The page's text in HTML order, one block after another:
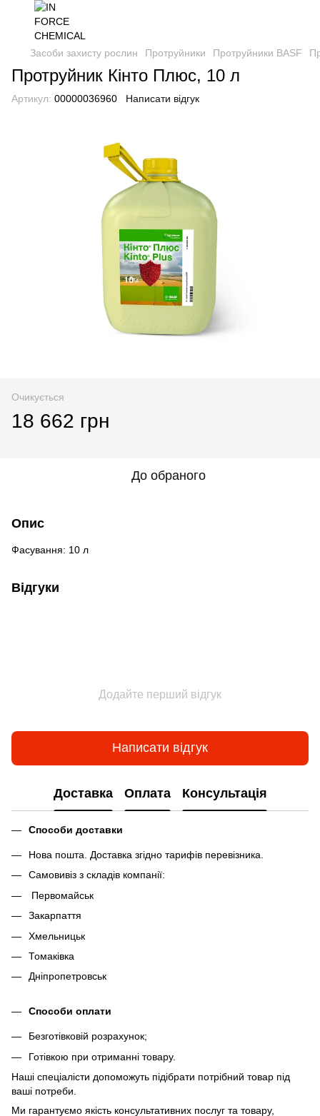
Засоби захисту рослин Протруйники Протруйники BASF
Протруйник Кінто Плюс, 10 л
Артикул: 00000036960 Написати відгук
Очикується
18 662 грн
До обраного
Опис
Фасування: 10 л
Відгуки
Додайте перший відгук
Написати відгук
Доставка Оплата Консультація
Способи доставки
Нова пошта. Доставка згідно тарифів перевізника.
Самовивіз з складів компанії:
Первомайськ
Закарпаття
Хмельницьк
Томаківка
Дніпропетровськ
Способи оплати
Безготівковій розрахунок;
Готівкою при отриманні товару.
Наші спеціалісти допоможуть підібрати потрібний товар під
ваші потреби.
Ми гарантуємо якість консультативних послуг та товару,